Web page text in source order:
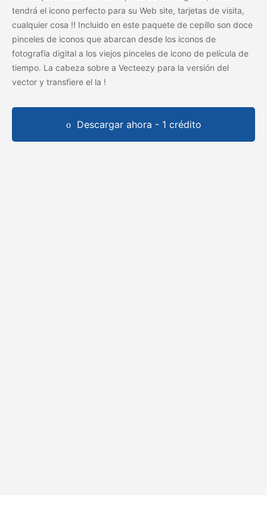
tendrá el icono perfecto para su Web site, tarjetas de visita,
cualquier cosa !! Incluido en este paquete de cepillo son doce
pinceles de iconos que abarcan desde los iconos de
fotografía digital a los viejos pinceles de icono de película de
tiempo. La cabeza sobre a Vecteezy para la versión del
vector y transfiere el la !
Descargar ahora - 1 crédito